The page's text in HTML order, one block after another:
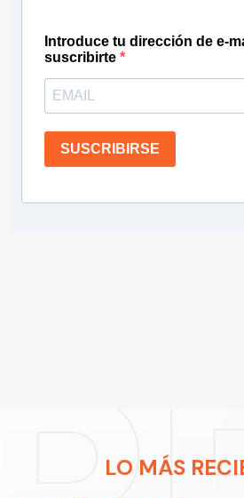
Introduce tu dirección de e-
suscribirte
SUSCRIBIRSE
LO MÁS